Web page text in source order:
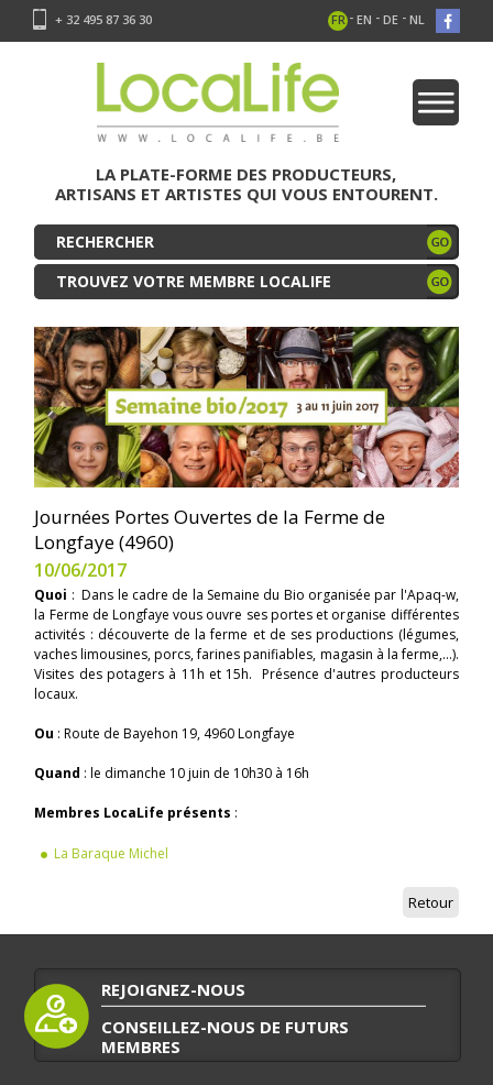
+ 32 495 87 36 30 FR - EN - DE - NL
LA PLATE-FORME DES PRODUCTEURS,
ARTISANS ET ARTISTES QUI VOUS ENTOURENT.
TROUVEZ VOTRE MEMBRE LOCALIFE
Journées Portes Ouvertes de la Ferme de
Longfaye (4960)
10/06/2017
Quoi : Dans le cadre de la Semaine du Bio organisée par l'Apaq-w,
la Ferme de Longfaye vous ouvre ses portes et organise différentes
activités : découverte de la ferme et de ses productions (légumes,
vaches limousines, porcs, farines panifiables, magasin à la ferme,...).
Visites des potagers à 11h et 15h. Présence d'autres producteurs
locaux.
Ou : Route de Bayehon 19, 4960 Longfaye
Quand : le dimanche 10 juin de 10h30 à 16h
Membres LocaLife présents :
La Baraque Michel
Retour
REJOIGNEZ-NOUS
CONSEILLEZ-NOUS DE FUTURS
MEMBRES